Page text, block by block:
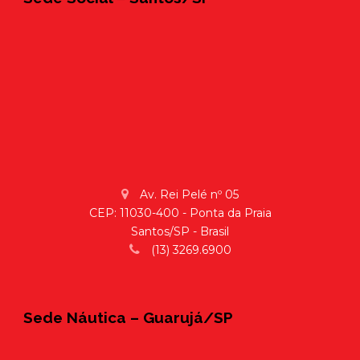
Av. Rei Pelé nº 05
CEP: 11030-400 - Ponta da Praia
Santos/SP - Brasil
(13) 3269.6900
Sede Náutica – Guarujá/SP